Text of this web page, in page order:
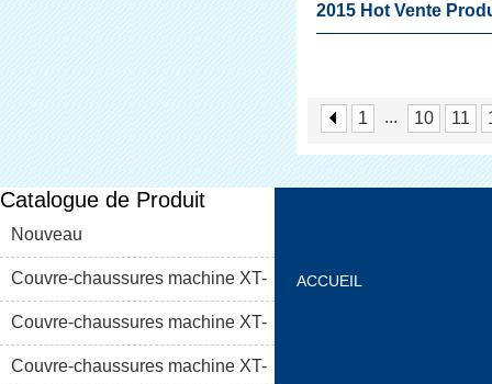
2015 Hot Vente
1
... 10 11
Catalogue de Produit
Nouveau
Couvre-chaussures machine XT-
46C
Couvre-chaussures machine XT-
46B (i)
Couvre-chaussures machine XT-
ACCUEIL